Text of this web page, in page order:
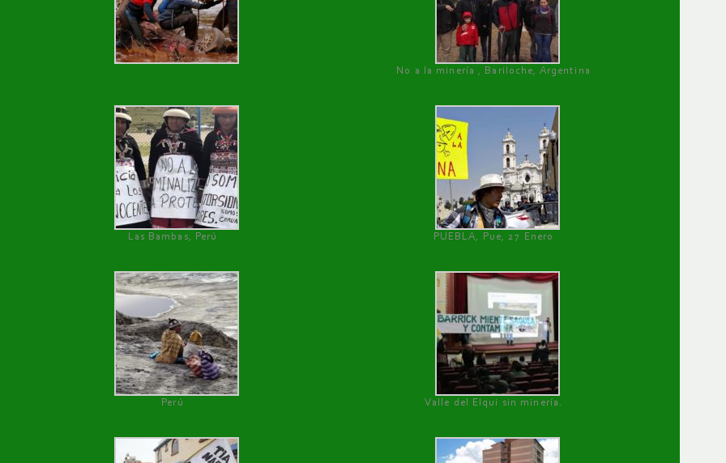
No a la minería , Bariloche, Argentina
Las Bambas, Perú PUEBLA, Pue, 27 Enero
Perú Valle del Elqui sin minería.